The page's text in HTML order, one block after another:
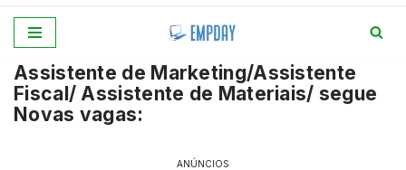
para
o
conteúdo
Assistente de Marketing/Assistente
Fiscal/ Assistente de Materiais/ segue
Novas vagas:
ANÚNCIOS